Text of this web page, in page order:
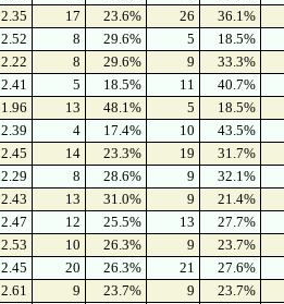
2.35 17 23.6% 26
36.1%
2.52 8 29.6% 5
18.5%
2.22 8 29.6% 9
33.3%
2.41 5 18.5% 11
40.7%
1.96 13 48.1% 5
18.5%
2.39 4 17.4% 10
43.5%
2.45 14 23.3% 19
31.7%
2.29 8 28.6% 9
32.1%
2.43 13 31.0% 9
21.4%
2.47 12 25.5% 13
27.7%
2.53 10 26.3% 9
23.7%
2.45 20 26.3% 21
27.6%
2.61 9 23.7% 9
23.7%